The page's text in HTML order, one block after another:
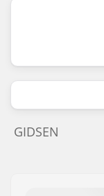
GIDSEN